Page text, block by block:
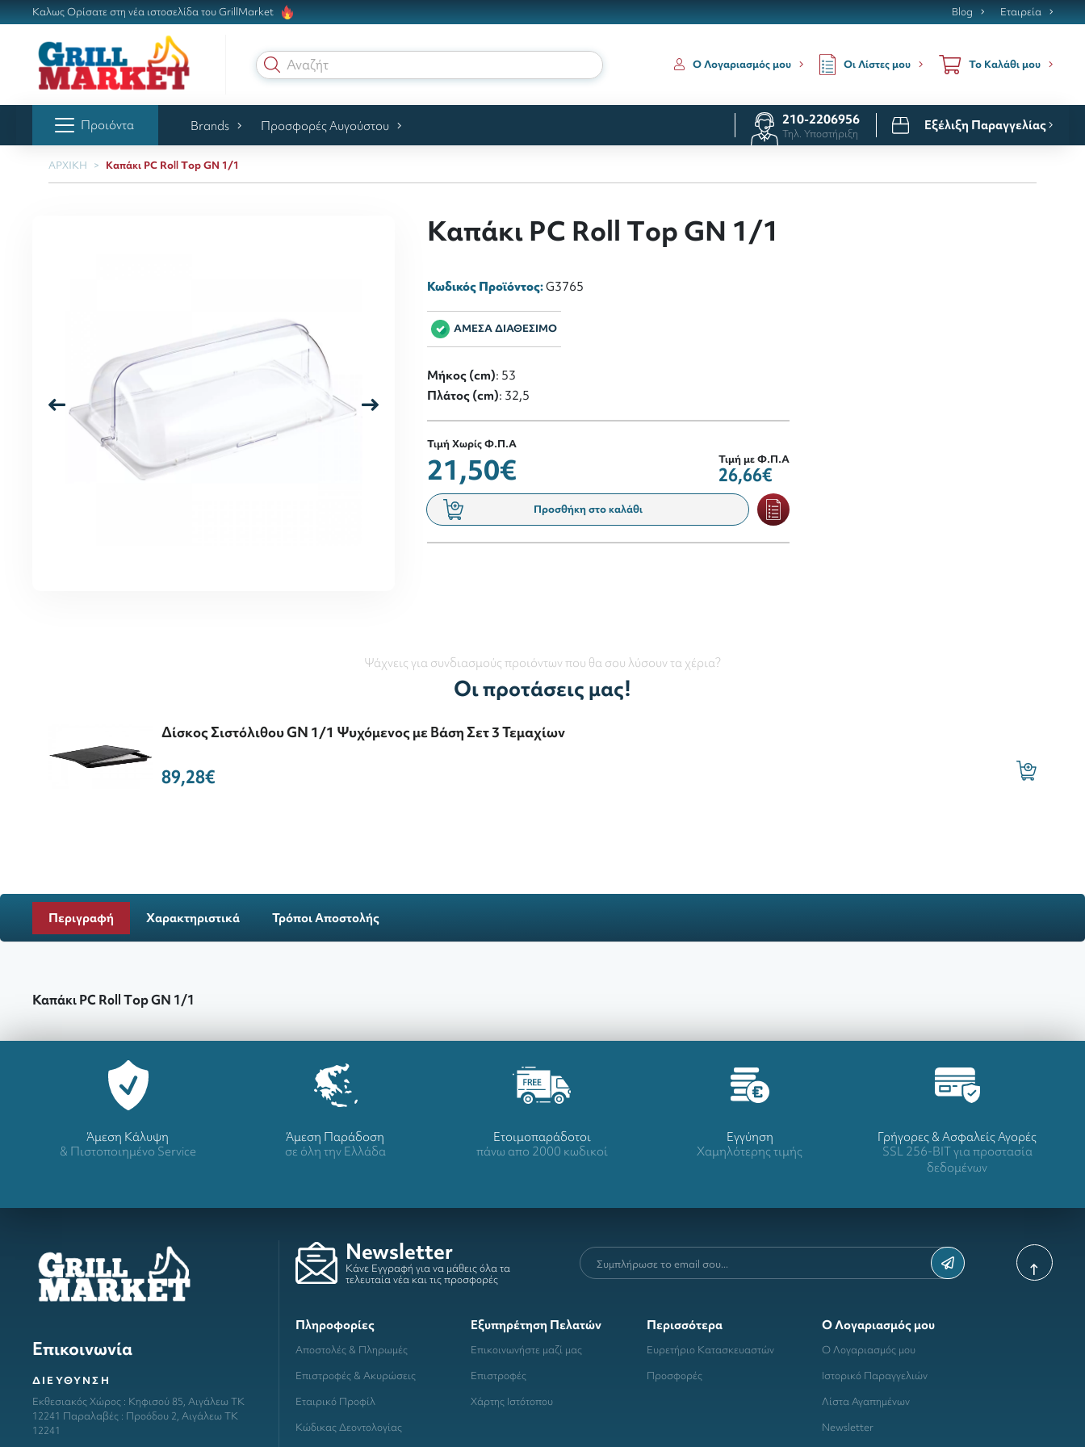
Καλως Ορίσατε στη νέα ιστοσελίδα του GrillMarket Blog Εταιρεία
Αναζήτηση Ο Λογαριασμός μου Οι Λίστες μου Το Καλάθι μου
Προιόντα Brands Προσφορές Αυγούστου 210-2206956
Τηλ. Υποστήριξη
Εξέλιξη Παραγγελίας
ΑΡΧΙΚΗ Καπάκι PC Rοll Τop GN 1/1
Καπάκι PC Rοll Τop GN 1/1
Κωδικός Προϊόντος:G3765
ΑΜΕΣΑ ΔΙΑΘΕΣΙΜΟ
Μήκος (cm): 53
Πλάτος (cm): 32,5
Τιμή Χωρίς Φ.Π.Α
21,50€ Τιμή με Φ.Π.Α
26,66€
Προσθήκη στο καλάθι
Ψάχνεις για συνδιασμούς προιόντων που θα σου λύσουν τα χέρια?
Οι προτάσεις μας!
Δίσκος Σιστόλιθου GN 1/1 Ψυχόμενος με Βάση Σετ 3 Τεμαχίων
89,28€
Περιγραφή Χαρακτηριστικά Τρόποι Αποστολής
Καπάκι PC Rοll Τop GN 1/1
Άμεση Κάλυψη
& Πιστοποιημένο Service
Άμεση Παράδοση
σε όλη την Ελλάδα
Ετοιμοπαράδοτοι
πάνω απο 2000 κωδικοί
Eγγύηση
Χαμηλότερης τιμής
Γρήγορες & Ασφαλείς Αγορές
SSL 256-BIT για προστασία
δεδομένων
Επικοινωνία
ΔΙΕΥΘΥΝΣΗ
Εκθεσιακός Χώρος : Κηφισού 85, Αιγάλεω ΤΚ
12241 Παραλαβές : Προόδου 2, Αιγάλεω ΤΚ
12241
Newsletter
Κάνε Εγγραφή για να μάθεις όλα τα
τελευταία νέα και τις προσφορές
Πληροφορίες
Αποστολές & Πληρωμές
Επιστροφές & Ακυρώσεις
Εταιρικό Προφίλ
Κώδικας Δεοντολογίας
Εξυπηρέτηση Πελατών
Επικοινωνήστε μαζί μας
Επιστροφές
Χάρτης Ιστότοπου
Περισσότερα
Ευρετήριο Κατασκευαστών
Προσφορές
Ο Λογαριασμός μου
Ο Λογαριασμός μου
Ιστορικό Παραγγελιών
Λίστα Αγαπημένων
Newsletter